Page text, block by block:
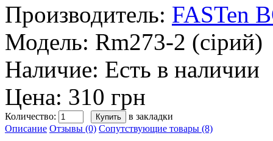
Производитель: FASTen
Модель: Rm273-2 (сірий)
Наличие: Есть в наличии
Цена: 310 грн
Количество:
в закладки
Описание Отзывы (0) Сопутствующие товары (8)